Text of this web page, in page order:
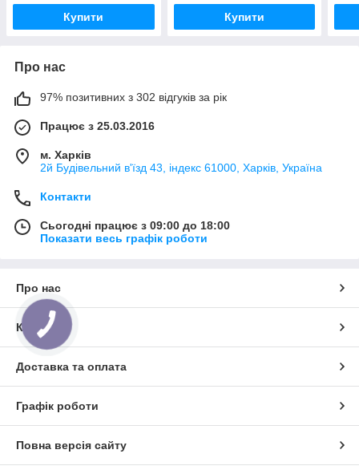
Купити Купити
Про нас
97% позитивних з 302 відгуків за рік
Працює з 25.03.2016
м. Харків
2й Будівельний в'їзд 43, індекс 61000, Харків, Україна
Контакти
Сьогодні працює з 09:00 до 18:00
Показати весь графік роботи
Про нас
Контакти
Доставка та оплата
Графік роботи
Повна версія сайту